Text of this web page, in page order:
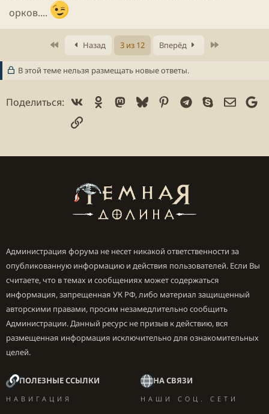
орков....
ПервоеНазад 3 из 12 Вперёд
В этой теме нельзя размещать новые ответы.
Поделиться: Vk Ok Mastodon
BlueskyPinterest
Telegram
Skype
Ссылка
Администрация форума не несет никакой ответственности за
опубликованную информацию и действия пользователей. Если Вы
считаете, что в темах и сообщениях может содержаться
информация, запрещенная УК РФ, либо материал защищенный
авторскими правами, просим незамедлительно сообщить
Администрации. Данный ресурс не призыв к действию, вся
размещенная информация исключительно для ознакомительных
целей.
ПОЛЕЗНЫЕ ССЫЛКИ
НАВИГАЦИЯ
НА СВЯЗИ
НАШИ СОЦ. СЕТИ